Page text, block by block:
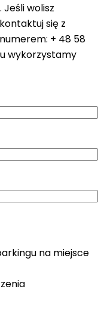
wolisz
się z
+ 48 58
wykorzystamy
na miejsce